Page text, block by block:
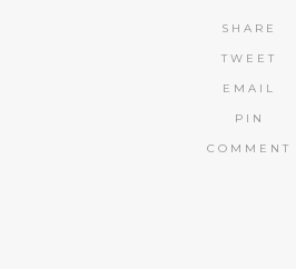
SHARE
TWEET
EMAIL
PIN
COMMENT